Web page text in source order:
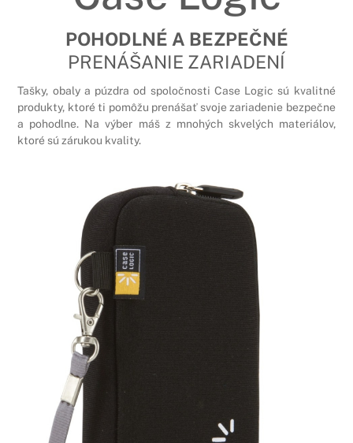
POHODLNÉ A BEZPEČNÉ
PRENÁŠANIE ZARIADENÍ
Tašky, obaly a púzdra od spoločnosti Case Logic sú kvalitné
produkty, ktoré ti pomôžu prenášať svoje zariadenie bezpečne
a pohodlne. Na výber máš z mnohých skvelých materiálov,
ktoré sú zárukou kvality.